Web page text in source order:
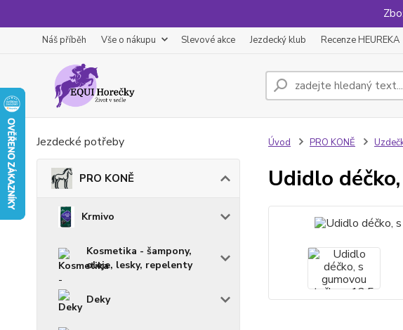
Náš příběh Vše o nákupu Slevové akce Jezdecký klub Recenze HEUREKA
Jezdecké potřeby
PRO KONĚ
Krmivo
Kosmetika - šampony,
oleje, lesky, repelenty
Deky
Úvod PRO KONĚ
Udidlo